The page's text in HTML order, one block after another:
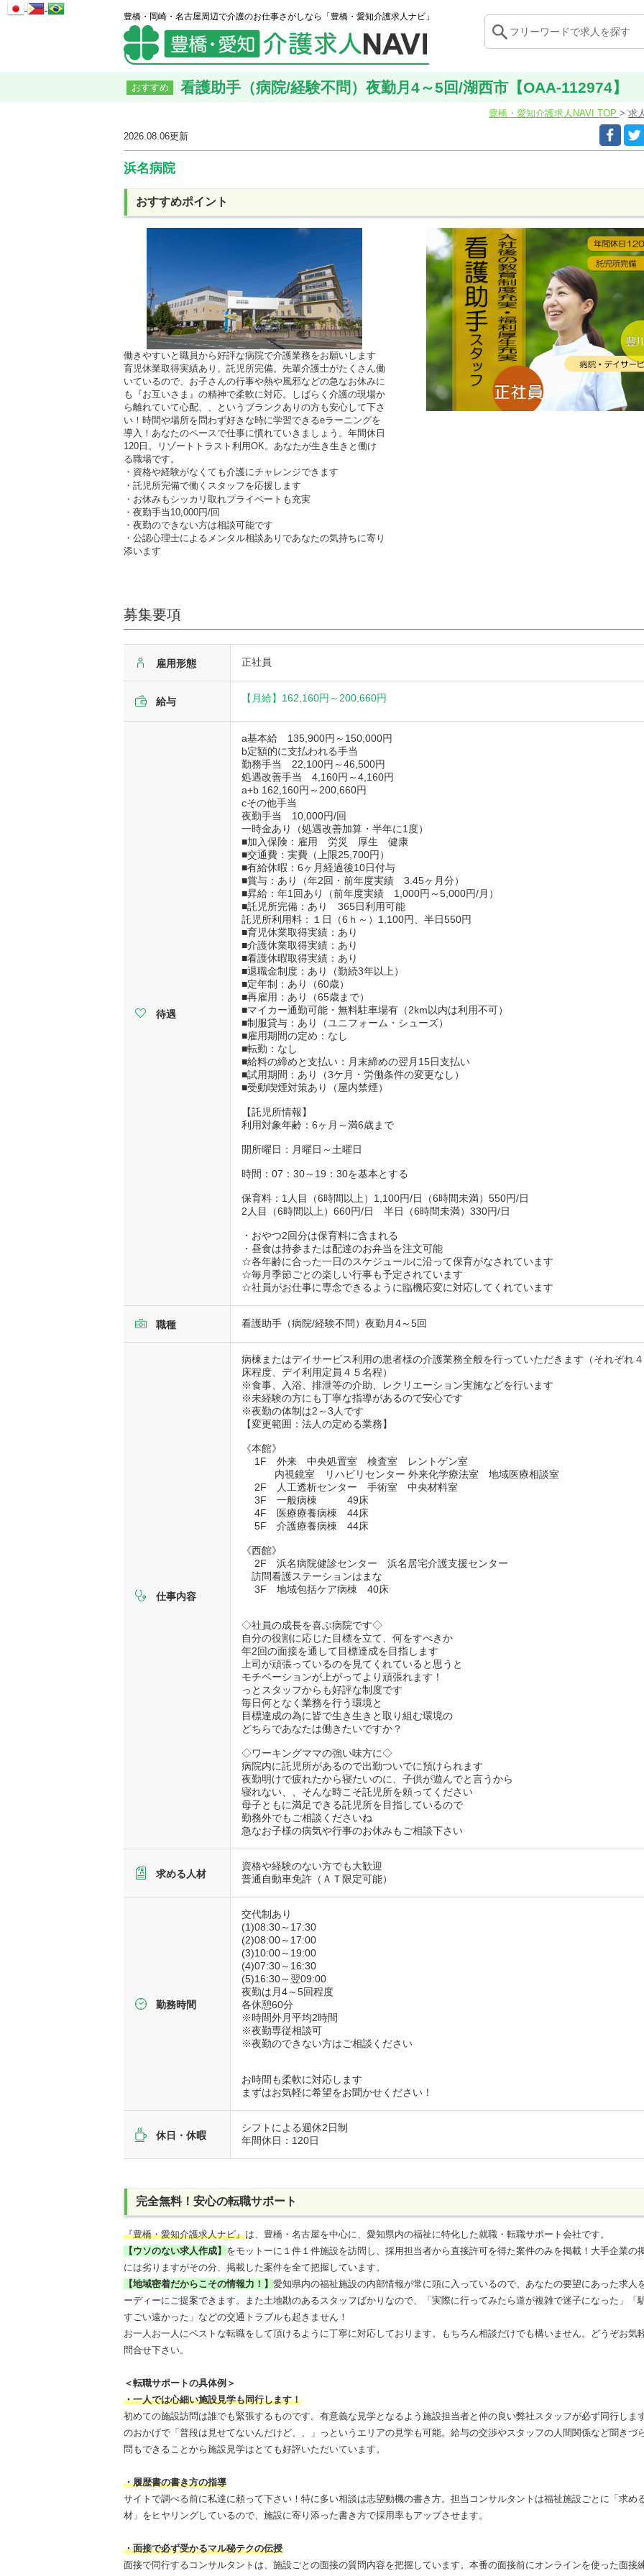
豊橋・岡崎・名古屋周辺で介護のお仕事さがしなら「豊橋・愛知介護求人ナビ」
おすすめ 看護助手（病院/経験不問）夜勤月4～5回/湖西市【OAA-112974】
豊橋・愛知介護求人NAVI TOP 求
2026.08.06更新
浜名病院
おすすめポイント
働きやすいと職員から好評な病院で介護業務をお願いします
育児休業取得実績あり。託児所完備。先輩介護士がたくさん働
いているので、お子さんの行事や熱や風邪などの急なお休みに
も『お互いさま』の精神で柔軟に対応。しばらく介護の現場か
ら離れていて心配、、というブランクありの方も安心して下さ
い！時間や場所を問わず好きな時に学習できるeラーニングを
導入！あなたのペースで仕事に慣れていきましょう。年間休日
120日。リゾートトラスト利用OK。あなたが生き生きと働け
る職場です。
・資格や経験がなくても介護にチャレンジできます
・託児所完備で働くスタッフを応援します
・お休みもシッカリ取れプライベートも充実
・夜勤手当10,000円/回
・夜勤のできない方は相談可能です
・公認心理士によるメンタル相談ありであなたの気持ちに寄り
添います
募集要項
雇用形態 正社員
給与 【月給】 162,160円～ 200,660円
待遇
a基本給 135,900円～150,000円
b定額的に支払われる手当
勤務手当 22,100円～46,500円
処遇改善手当 4,160円～4,160円
a+b 162,160円～200,660円
cその他手当
夜勤手当 10,000円/回
一時金あり（処遇改善加算・半年に1度）
■加入保険：雇用 労災 厚生 健康
■交通費：実費（上限25,700円）
■有給休暇：6ヶ月経過後10日付与
■賞与：あり（年2回・前年度実績 3.45ヶ月分）
■昇給：年1回あり（前年度実績 1,000円～5,000円/月）
■託児所完備：あり 365日利用可能
託児所利用料：１日（6ｈ～）1,100円、半日550円
■育児休業取得実績：あり
■介護休業取得実績：あり
■看護休暇取得実績：あり
■退職金制度：あり（勤続3年以上）
■定年制：あり（60歳）
■再雇用：あり（65歳まで）
■マイカー通勤可能・無料駐車場有（2km以内は利用不可）
■制服貸与：あり（ユニフォーム・シューズ）
■雇用期間の定め：なし
■転勤：なし
■給料の締めと支払い：月末締めの翌月15日支払い
■試用期間：あり（3ケ月・労働条件の変更なし）
■受動喫煙対策あり（屋内禁煙）
【託児所情報】
利用対象年齢：6ヶ月～満6歳まで
開所曜日：月曜日～土曜日
時間：07：30～19：30を基本とする
保育料：1人目（6時間以上）1,100円/日（6時間未満）550円/日
2人目（6時間以上）660円/日 半日（6時間未満）330円/日
・おやつ2回分は保育料に含まれる
・昼食は持参または配達のお弁当を注文可能
☆各年齢に合った一日のスケジュールに沿って保育がなされています
☆毎月季節ごとの楽しい行事も予定されています
☆社員がお仕事に専念できるように臨機応変に対応してくれています
職種 看護助手（病院/経験不問）夜勤月4～5回
仕事内容
病棟またはデイサービス利用の患者様の介護業務全般を行っていただきます（それぞれ
床程度、デイ利用定員４５名程）
※食事、入浴、排泄等の介助、レクリエーション実施などを行います
※未経験の方にも丁寧な指導があるので安心です
※夜勤の体制は2～3人です
【変更範囲：法人の定める業務】
《本館》
1F 外来 中央処置室 検査室 レントゲン室
内視鏡室 リハビリセンター 外来化学療法室 地域医療相談室
2F 人工透析センター 手術室 中央材料室
3F 一般病棟 49床
4F 医療療養病棟 44床
5F 介護療養病棟 44床
《西館》
2F 浜名病院健診センター 浜名居宅介護支援センター
訪問看護ステーションはまな
3F 地域包括ケア病棟 40床
◇社員の成長を喜ぶ病院です◇
自分の役割に応じた目標を立て、何をすべきか
年2回の面接を通して目標達成を目指します
上司が頑張っているのを見てくれていると思うと
モチベーションが上がってより頑張れます！
っとスタッフからも好評な制度です
毎日何となく業務を行う環境と
目標達成の為に皆で生き生きと取り組む環境の
どちらであなたは働きたいですか？
◇ワーキングママの強い味方に◇
病院内に託児所があるので出勤ついでに預けられます
夜勤明けで疲れたから寝たいのに、子供が遊んでと言うから
寝れない、、そんな時こそ託児所を頼ってください
母子ともに満足できる託児所を目指しているので
勤務外でもご相談くださいね
急なお子様の病気や行事のお休みもご相談下さい
求める人材
資格や経験のない方でも大歓迎
普通自動車免許（ＡＴ限定可能）
勤務時間
交代制あり
(1)08:30～17:30
(2)08:00～17:00
(3)10:00～19:00
(4)07:30～16:30
(5)16:30～翌09:00
夜勤は月4～5回程度
各休憩60分
※時間外月平均2時間
※夜勤専従相談可
※夜勤のできない方はご相談ください
お時間も柔軟に対応します
まずはお気軽に希望をお聞かせください！
休日・休暇
シフトによる週休2日制
年間休日：120日
完全無料！安心の転職サポート
『豊橋・愛知介護求人ナビ』は、豊橋・名古屋を中心に、愛知県内の福祉に特化した就職・転職サポート会社です。
【ウソのない求人作成】 をモットーに１件１件施設を訪問し、採用担当者から直接許可を得た案件のみを掲載！大手企業の
には劣りますがその分、掲載した案件を全て把握しています。
【地域密着だからこその情報力！】 愛知県内の福祉施設の内部情報が常に頭に入っているので、あなたの要望にあった求人
ーディーにご提案できます。また土地勘のあるスタッフばかりなので、「実際に行ってみたら道が複雑で迷子になった」「
すごい遠かった」などの交通トラブルも起きません！
お一人お一人にベストな転職をして頂けるように丁寧に対応しております。もちろん相談だけでも構いません。どうぞお気
問合せ下さい。
＜転職サポートの具体例＞
・一人では心細い施設見学も同行します！
初めての施設訪問は誰でも緊張するものです。有意義な見学となるよう施設担当者と仲の良い弊社スタッフが必ず同行しま
のおかげで「普段は見せてないんだけど、、」っというエリアの見学も可能。給与の交渉やスタッフの人間関係など聞きづ
問もできることから施設見学はとても好評いただいています。
・履歴書の書き方の指導
サイトで調べる前に私達に頼って下さい！特に多い相談は志望動機の書き方。担当コンサルタントは福祉施設ごとに「求め
材」をヒヤリングしているので、施設に寄り添った書き方で採用率もアップさせます。
・面接で必ず受かるマル秘テクの伝授
面接で同行するコンサルタントは、施設ごとの面接の質問内容を把握しています。本番の面接前にオンラインを使った面接